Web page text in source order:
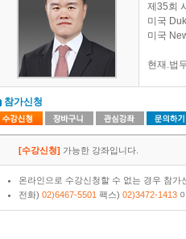
제35회
미국
미국
현재.법
참가신청
[수강신청] 가능한 강좌입니다.
온라인으로 수강신청할 수 없는 경우 참
전화) 02)6467-5501 팩스) 02)3472-1413